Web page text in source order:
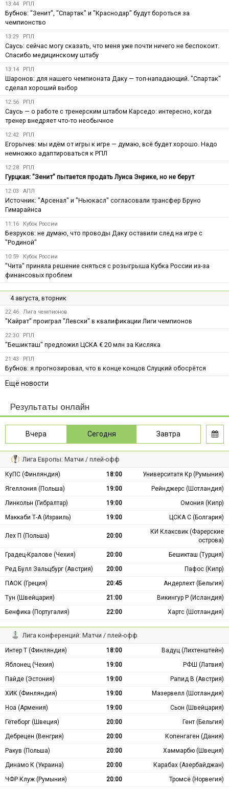
13:44 РПЛ
Бубнов: "Зенит", "Спартак" и "Краснодар" будут бороться за
чемпионство
13:29 РПЛ
Саусь: сейчас могу сказать, что меня уже почти ничего не беспокоит.
Спасибо медицинскому штабу
13:14 РПЛ
Шаронов: для нашего чемпионата Даку — топ-нападающий. "Спартак"
сделал хороший выбор
12:56 РПЛ
Саусь — о работе с тренерским штабом Карседо: интересно, когда
тренер внедряет что-то необычное
12:42 РПЛ
Егорычев: мы идём от игры к игре — думаю, всё будет хорошо. Надо
немножко адаптироваться к РПЛ
12:28 РПЛ
Гурцкая: "Зенит" пытается продать Луиса Энрике, но не берут
12:03 АПЛ
Источник: "Арсенал" и "Ньюкасл" согласовали трансфер Бруно
Гимарайнса
11:16 Кубок России
Безруков: не думаю, что проводы Даку оставили след на игре с
"Родиной"
10:59 Кубок России
"Чита" приняла решение сняться с розыгрыша Кубка России из-за
финансовых проблем
4 августа, вторник
22:46 Лига чемпионов
"Кайрат" проиграл "Левски" в квалификации Лиги чемпионов
22:30 РПЛ
"Бешикташ" предложил ЦСКА € 20 млн за Кисляка
21:43 РПЛ
Бубнов: я прогнозировал, что в конце концов Слуцкий обосрётся
Ещё новости
Результаты онлайн
Вчера Сегодня Завтра
Лига Европы: Матчи / плей-офф
КуПС (Финляндия) 18:00
Университатя Кр (Румыния)
Ягеллония (Польша)
19:00
Рейнджерс (Шотландия)
Линкольн (Гибралтар)
19:00
Омония (Кипр)
Маккаби Т-А (Израиль)
19:00 ЦСКА С (Болгария)
Лех П (Польша) 20:00
КИ Клаксвик (Фарерские
острова)
Градец-Кралове (Чехия)
20:00
Бешикташ (Турция)
Ред Булл Зальцбург (Австрия)
20:00
Пафос (Кипр)
ПАОК (Греция)
20:45
Андерлехт (Бельгия)
Тун (Швейцария)
21:00
Викингур Р (Исландия)
Бенфика (Португалия)
22:00 Хартс (Шотландия)
Лига конференций: Матчи / плей-офф
Интер Т (Финляндия) 18:00
Вадуц (Лихтенштейн)
Яблонец (Чехия)
19:00
РФШ (Латвия)
Пайде (Эстония)
19:00
Рапид В (Австрия)
ХИК (Финляндия)
19:00
Мазервелл (Шотландия)
Ноа (Армения)
19:00
Сьон (Швейцария)
Гётеборг (Швеция)
20:00
Гент (Бельгия)
Дебрецен (Венгрия)
20:00
Копенгаген (Дания)
Ракув (Польша)
20:00
Хаммарбю (Швеция)
Динамо К (Украина)
20:00
Карабах (Азербайджан)
ЧФР Клуж (Румыния)
20:00
Тромсё (Норвегия)